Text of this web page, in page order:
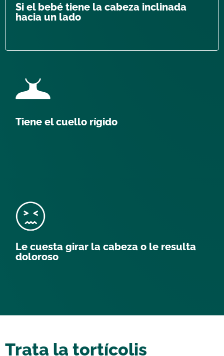
Si el bebé tiene la cabeza inclinada
hacia un lado
Tiene el cuello rígido
Le cuesta girar la cabeza o le resulta
doloroso
Trata la tortícolis